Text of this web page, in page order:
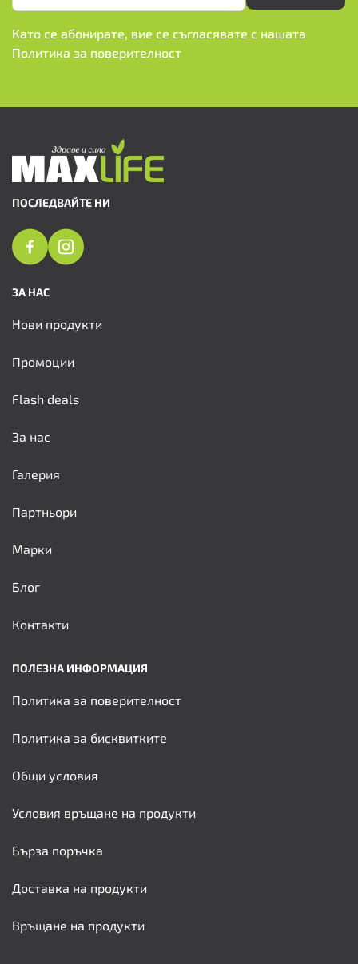
Като се абонирате, вие се съгласявате с нашата
Политика за поверителност
ПОСЛЕДВАЙТЕ НИ
ЗА НАС
Нови продукти
Промоции
Flash deals
За нас
Галерия
Партньори
Марки
Блог
Контакти
ПОЛЕЗНА ИНФОРМАЦИЯ
Политика за поверителност
Политика за бисквитките
Общи условия
Условия връщане на продукти
Бърза поръчка
Доставка на продукти
Връщане на продукти